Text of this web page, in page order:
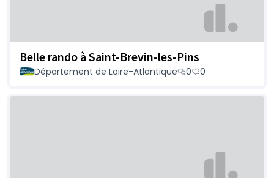
Belle rando à Saint-Brevin-les-Pins
Département de Loire-Atlantique 0 0